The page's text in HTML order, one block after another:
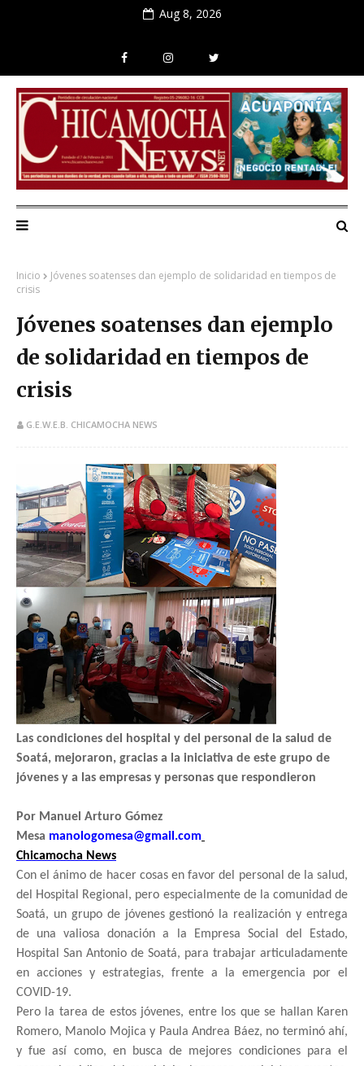
Aug 8, 2026
Inicio
Jóvenes soatenses dan ejemplo de solidaridad en tiempos de
crisis
Jóvenes soatenses dan ejemplo
de solidaridad en tiempos de
crisis
G.E.W.E.B. CHICAMOCHA NEWS
Las condiciones del hospital y del personal de la salud de
Soatá, mejoraron, gracias a la iniciativa de este grupo de
jóvenes y a las empresas y personas que respondieron
Por Manuel Arturo Gómez
Mesa manologomesa@gmail.com
Chicamocha News
Con el ánimo de hacer cosas en favor del personal de la salud,
del Hospital Regional, pero especialmente de la comunidad de
Soatá, un grupo de jóvenes gestionó la realización y entrega
de una valiosa donación a la Empresa Social del Estado,
Hospital San Antonio de Soatá, para trabajar articuladamente
en acciones y estrategias, frente a la emergencia por el
COVID-19.
Pero la tarea de estos jóvenes, entre los que se hallan Karen
Romero, Manolo Mojica y Paula Andrea Báez, no terminó ahí,
y fue así como, en busca de mejores condiciones para el